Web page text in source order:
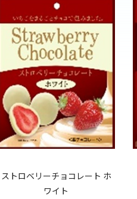
ストロベリーチョコレート ホ
ワイト